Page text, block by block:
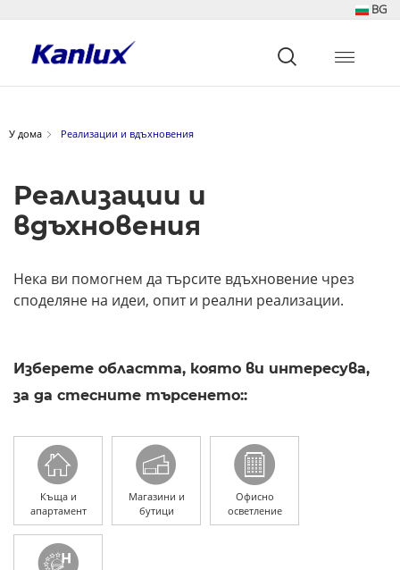
BG
główna
У дома Реализации и вдъхновения
Реализации и
вдъхновения
Нека ви помогнем да търсите вдъхновение чрез
споделяне на идеи, опит и реални реализации.
Изберете областта, която ви интересува,
за да стесните търсенето::
Къща и
апартамент
Магазини и
бутици
Офисно
осветление